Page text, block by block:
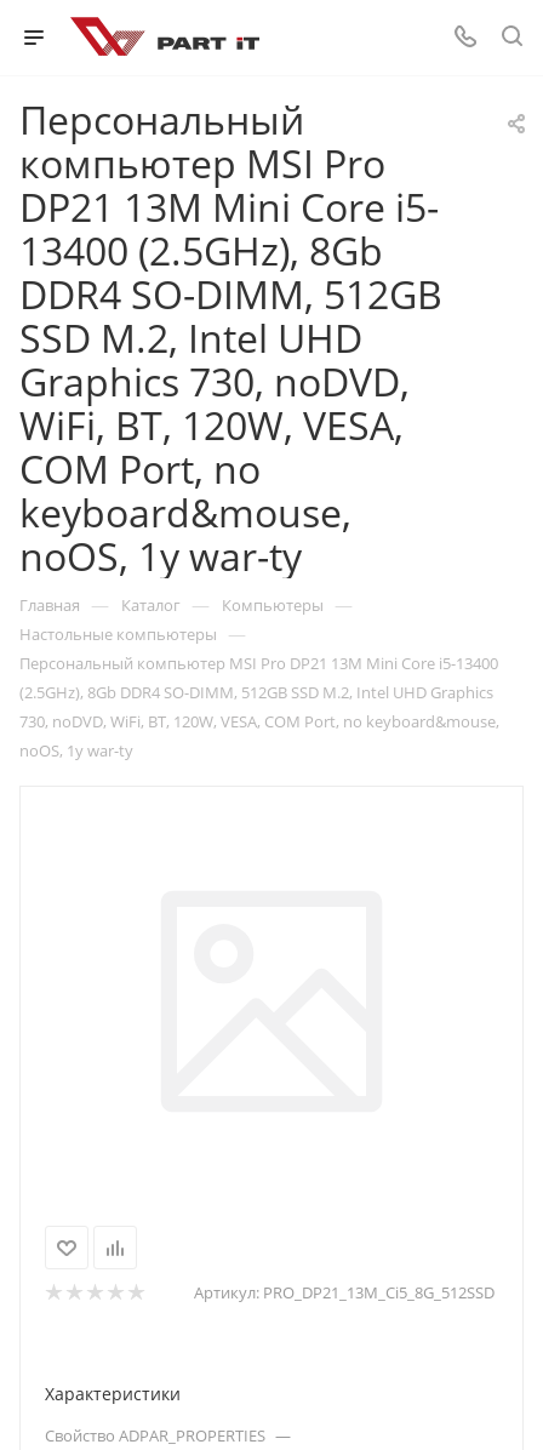
Персональный
компьютер MSI Pro
DP21 13M Mini Core i5-
13400 (2.5GHz), 8Gb
DDR4 SO-DIMM, 512GB
SSD M.2, Intel UHD
Graphics 730, noDVD,
WiFi, BT, 120W, VESA,
COM Port, no
keyboard&mouse,
noOS, 1y war-ty
Главная — Каталог — Компьютеры —
Настольные компьютеры —
Персональный компьютер MSI Pro DP21 13M Mini Core i5-13400
(2.5GHz), 8Gb DDR4 SO-DIMM, 512GB SSD M.2, Intel UHD Graphics
730, noDVD, WiFi, BT, 120W, VESA, COM Port, no keyboard&mouse,
noOS, 1y war-ty
Артикул: PRO_DP21_13M_Ci5_8G_512SSD
Характеристики
Свойство ADPAR_PROPERTIES —